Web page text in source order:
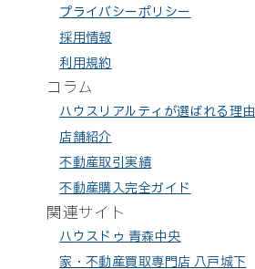
プライバシーポリシー
採用情報
利用規約
コラム
ハウスリアルティが選ばれる理由
店舗紹介
不動産取引実績
不動産購入完全ガイド
関連サイト
ハウスドゥ 青森中央
家・不動産買取専門店 八戸城下